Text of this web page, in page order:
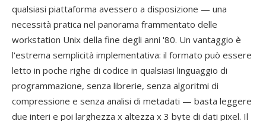
qualsiasi piattaforma avessero a disposizione — una
necessità pratica nel panorama frammentato delle
workstation Unix della fine degli anni '80. Un vantaggio è
l'estrema semplicità implementativa: il formato può essere
letto in poche righe di codice in qualsiasi linguaggio di
programmazione, senza librerie, senza algoritmi di
compressione e senza analisi di metadati — basta leggere
due interi e poi larghezza x altezza x 3 byte di dati pixel. Il